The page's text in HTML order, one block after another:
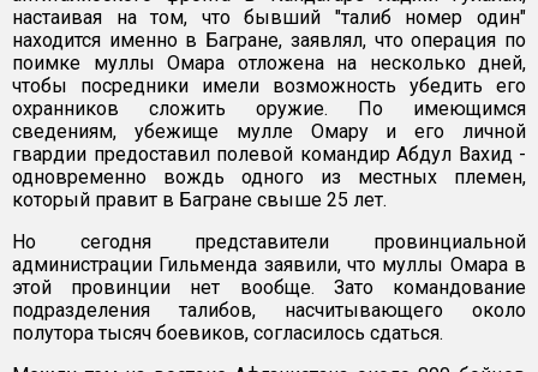
настаивая на том, что бывший "талиб номер один"
находится именно в Багране, заявлял, что операция по
поимке муллы Омара отложена на несколько дней,
чтобы посредники имели возможность убедить его
охранников сложить оружие. По имеющимся
сведениям, убежище мулле Омару и его личной
гвардии предоставил полевой командир Абдул Вахид -
одновременно вождь одного из местных племен,
который правит в Багране свыше 25 лет.
Но сегодня представители провинциальной
администрации Гильменда заявили, что муллы Омара в
этой провинции нет вообще. Зато командование
подразделения талибов, насчитывающего около
полутора тысяч боевиков, согласилось сдаться.